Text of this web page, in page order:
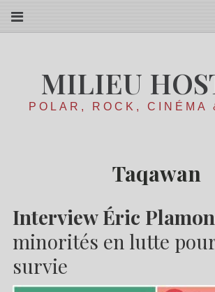
MILIEU
POLAR, ROCK, CINÉMA
Taqawan
Interview Éric
minorités en lutte
survie